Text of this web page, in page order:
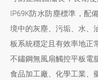
IP69K防水防塵標準，配
境中的灰塵、污垢、水、
板系統穩定且有效率地正
不鏽鋼無風扇觸控平板電
食品加工廠、化學工業、